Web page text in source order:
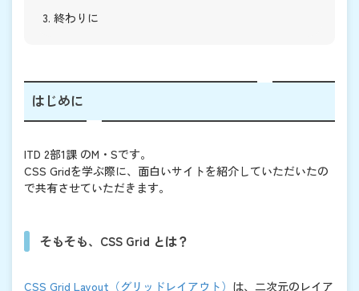
3. 終わりに
はじめに
ITD 2部1課 のM・Sです。
CSS Gridを学ぶ際に、面白いサイトを紹介していただいたの
で共有させていただきます。
そもそも、CSS Grid とは？
CSS Grid Layout（グリッドレイアウト） は、二次元のレイア